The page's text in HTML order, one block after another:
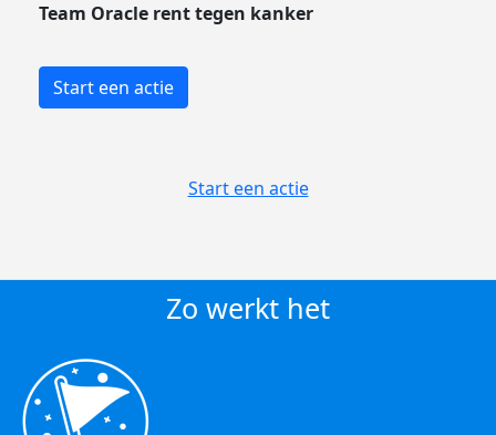
Team Oracle rent tegen kanker
Start een actie
Start een actie
Zo werkt het